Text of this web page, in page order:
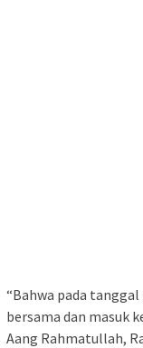
“Bahwa pada
bersama dan masuk
Aang Rahmatullah,